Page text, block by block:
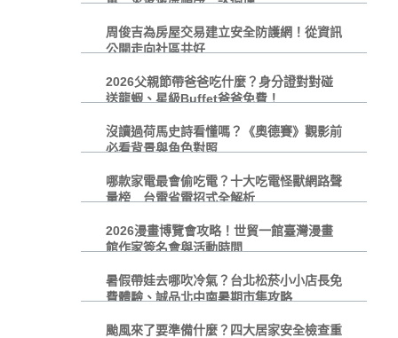
周俊吉為房屋交易建立安全防護網！從資訊
公開走向社區共好
2026父親節帶爸爸吃什麼？身分證對對碰
送龍蝦、星級Buffet爸爸免費！
沒讀過荷馬史詩看懂嗎？《奧德賽》觀影前
必看背景與角色對照
哪款家電最會偷吃電？十大吃電怪獸網路聲
量榜 台電省電招式全解析
2026漫畫博覽會攻略！世貿一館臺灣漫畫
館作家簽名會與活動時間
暑假帶娃去哪吹冷氣？台北松菸小小店長免
費體驗、誠品北中南暑期市集攻略
颱風來了要準備什麼？四大居家安全檢查重